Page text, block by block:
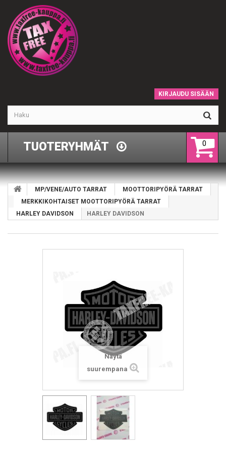
KIRJAUDU SISÄÄN
0
TUOTERYHMÄT
MP/VENE/AUTO TARRAT
MOOTTORIPYÖRÄ TARRAT
MERKKIKOHTAISET MOOTTORIPYÖRÄ TARRAT
HARLEY DAVIDSON
HARLEY DAVIDSON
Näytä
suurempana